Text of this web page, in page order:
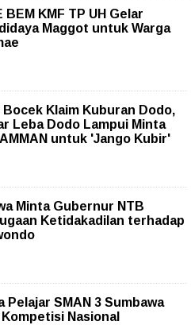
BEM KMF TP UH Gelar
Maggot untuk Warga
Klaim Kuburan Dodo,
Leba Dodo Lampui Minta
untuk 'Jango Kubir'
Minta Gubernur NTB
Ketidakadilan terhadap
Pelajar SMAN 3 Sumbawa
Nasional